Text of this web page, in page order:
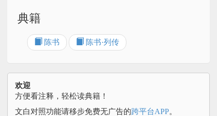
典籍
陈书 陈书·列传
欢迎
方便看注释，轻松读典籍！
文白对照功能请移步免费无广告的跨平台APP。